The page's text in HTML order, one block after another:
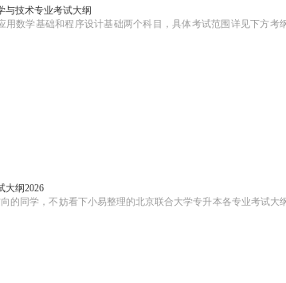
与技术专业考试大纲
数学基础和程序设计基础两个科目，具体考试范围详见下方考
大纲2026
的同学，不妨看下小易整理的北京联合大学专升本各专业考试大